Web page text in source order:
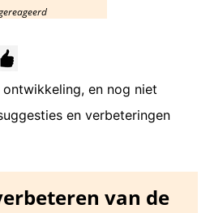
en nog niet
en verbeteringen
van de